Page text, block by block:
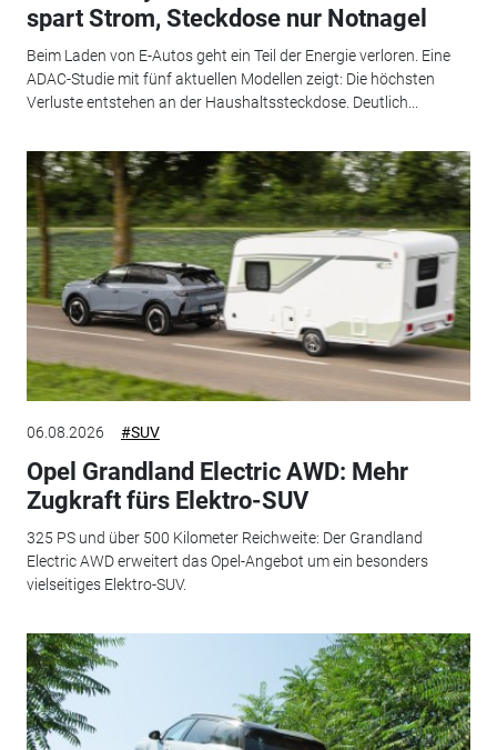
spart Strom, Steckdose nur Notnagel
Beim Laden von E-Autos geht ein Teil der Energie verloren. Eine
ADAC-Studie mit fünf aktuellen Modellen zeigt: Die höchsten
Verluste entstehen an der Haushaltssteckdose. Deutlich...
06.08.2026 #SUV
Opel Grandland Electric AWD: Mehr
Zugkraft fürs Elektro-SUV
325 PS und über 500 Kilometer Reichweite: Der Grandland
Electric AWD erweitert das Opel-Angebot um ein besonders
vielseitiges Elektro-SUV.